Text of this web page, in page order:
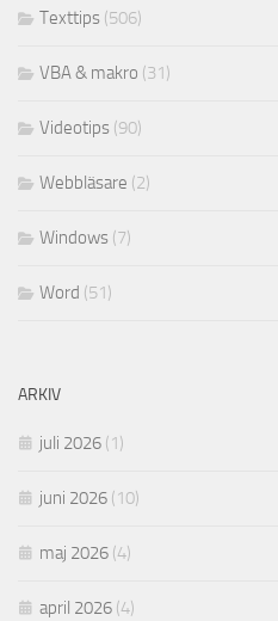
Texttips (506)
VBA & makro (31)
Videotips (90)
Webbläsare (2)
Windows (7)
Word (51)
ARKIV
juli 2026 (1)
juni 2026 (10)
maj 2026 (4)
april 2026 (4)